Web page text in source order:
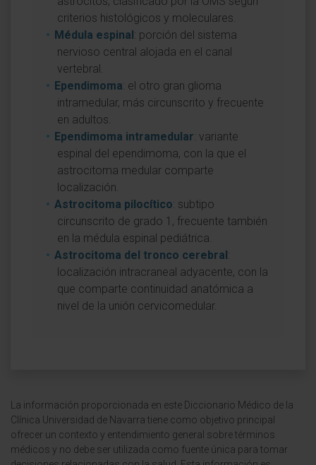
criterios histológicos y moleculares.
Médula espinal: porción del sistema
nervioso central alojada en el canal
vertebral.
Ependimoma: el otro gran glioma
intramedular, más circunscrito y frecuente
en adultos.
Ependimoma intramedular: variante
espinal del ependimoma, con la que el
astrocitoma medular comparte
localización.
Astrocitoma pilocítico: subtipo
circunscrito de grado 1, frecuente también
en la médula espinal pediátrica.
Astrocitoma del tronco cerebral:
localización intracraneal adyacente, con la
que comparte continuidad anatómica a
nivel de la unión cervicomedular.
La información proporcionada en este Diccionario Médico de la
Clínica Universidad de Navarra tiene como objetivo principal
ofrecer un contexto y entendimiento general sobre términos
médicos y no debe ser utilizada como fuente única para tomar